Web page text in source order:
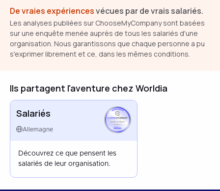
De vraies expériencesvécues par de vrais salariés.
Les analyses publiées sur ChooseMyCompany sont basées
sur une enquête menée auprès de tous les salariés d'une
organisation. Nous garantissons que chaque personne a pu
s'exprimer librement et ce, dans les mêmes conditions.
Ils partagent l'aventure chez Worldia
Salariés
Allemagne
EMPLOYEES
GERMANY
SEP 2023
Découvrez ce que pensent les
salariés de leur organisation.